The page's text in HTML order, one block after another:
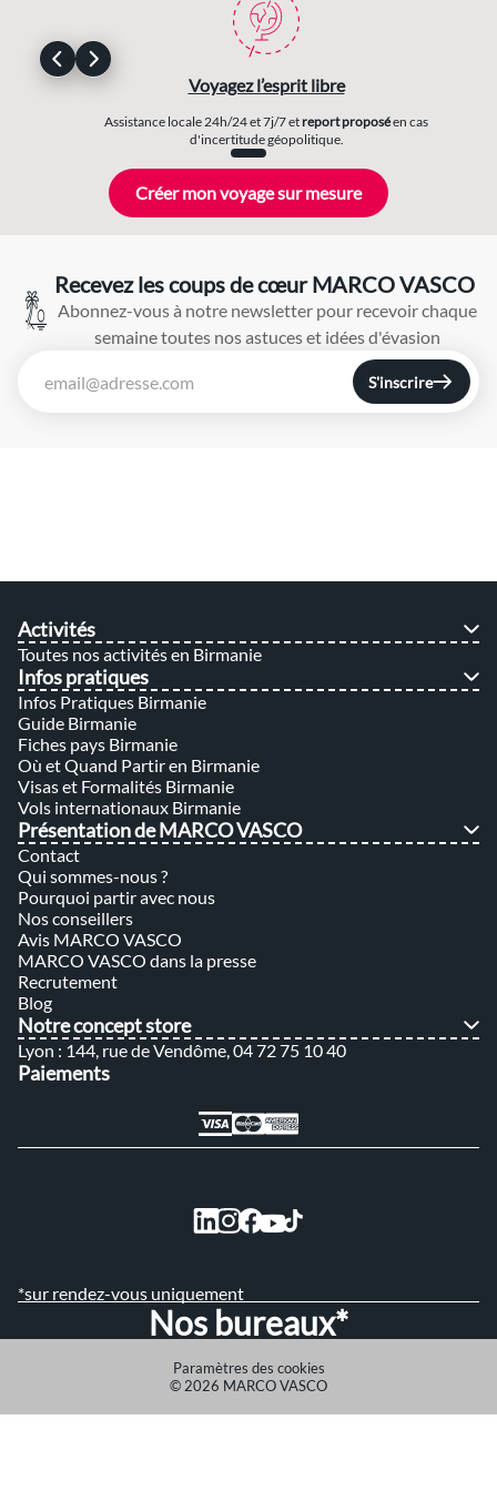
Voyagez l’esprit libre
Assistance locale 24h/24 et 7j/7 etreport proposéen cas
d'incertitude géopolitique.
Créer mon voyage sur mesure
Recevez les coups de cœur MARCO VASCO
Abonnez-vous à notre newsletter pour recevoir chaque
semaine toutes nos astuces et idées d'évasion
S'inscrire
Activités
Toutes nos activités en Birmanie
Infos pratiques
Infos Pratiques Birmanie
Guide Birmanie
Fiches pays Birmanie
Où et Quand Partir en Birmanie
Visas et Formalités Birmanie
Vols internationaux Birmanie
Présentation de MARCO VASCO
Contact
Qui sommes-nous ?
Pourquoi partir avec nous
Nos conseillers
Avis MARCO VASCO
MARCO VASCO dans la presse
Recrutement
Blog
Notre concept store
Lyon : 144, rue de Vendôme, 04 72 75 10 40
Paiements
Nos bureaux*
*sur rendez-vous uniquement
Paramètres des cookies
© 2026 MARCO VASCO